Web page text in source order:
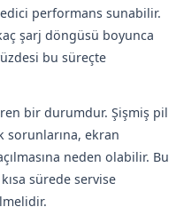
performans sunabilir.
şarj döngüsü boyunca
bu süreçte
bir durumdur. Şişmiş pil
sorunlarına, ekran
neden olabilir. Bu
sürede servise